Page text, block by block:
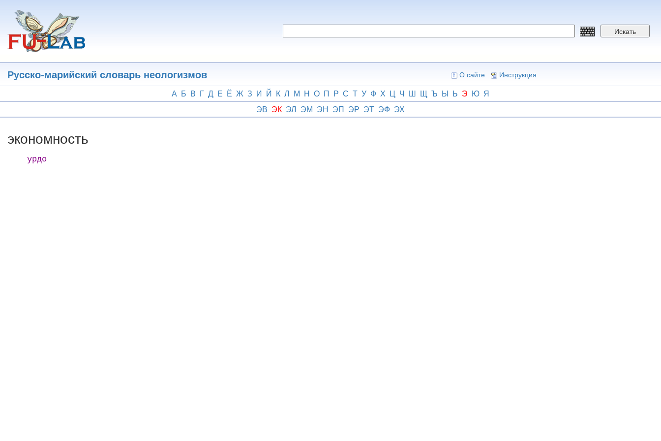
основному
содержанию
Искать
Русско-марийский словарь неологизмов О сайте Инструкция
А Б В Г Д Е Ё Ж З И Й К Л М Н О П Р С Т У Ф Х Ц Ч Ш Щ Ъ Ы Ь Э Ю Я
ЭВ ЭК ЭЛ ЭМ ЭН ЭП ЭР ЭТ ЭФ ЭХ
экономность
урдо